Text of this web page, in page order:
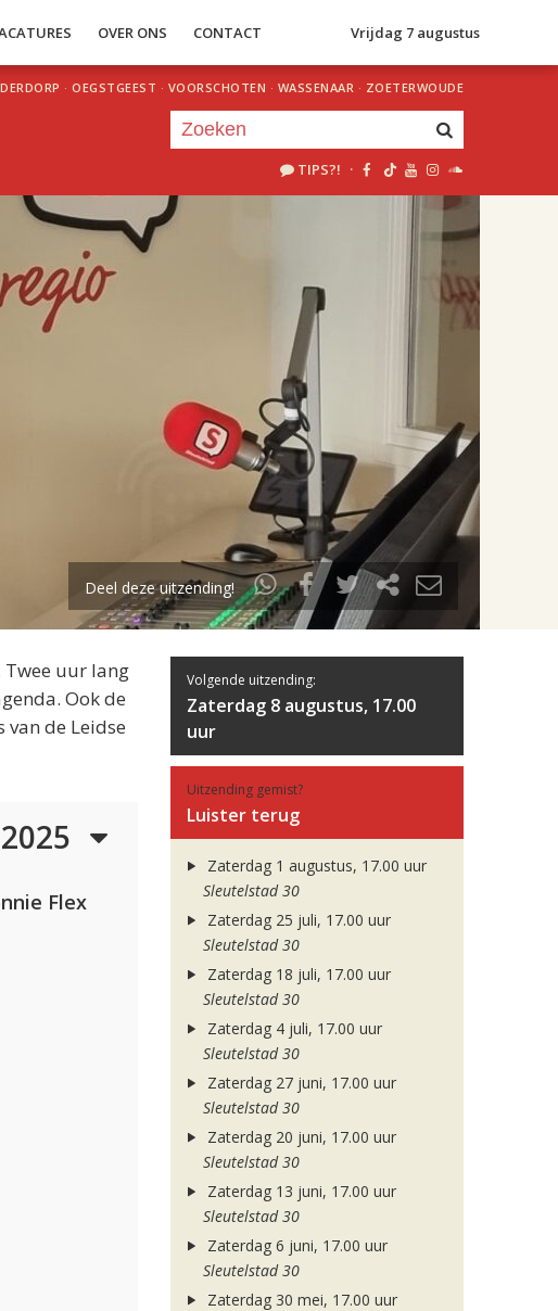
OVER ONS CONTACT Vrijdag 7 augustus
· OEGSTGEEST · VOORSCHOTEN · WASSENAAR · ZOETERWOUDE
TIPS?! ·
uur 1 van 3
Volgend uur
Deel deze uitzending!
uur lang
Ook de
de Leidse
Flex
Volgende uitzending:
Zaterdag 8 augustus, 17.00
uur
Uitzending gemist?
Luister terug
Zaterdag 1 augustus, 17.00 uur
Sleutelstad 30
Zaterdag 25 juli, 17.00 uur
Sleutelstad 30
Zaterdag 18 juli, 17.00 uur
Sleutelstad 30
Zaterdag 4 juli, 17.00 uur
Sleutelstad 30
Zaterdag 27 juni, 17.00 uur
Sleutelstad 30
Zaterdag 20 juni, 17.00 uur
Sleutelstad 30
Zaterdag 13 juni, 17.00 uur
Sleutelstad 30
Zaterdag 6 juni, 17.00 uur
Sleutelstad 30
Zaterdag 30 mei, 17.00 uur